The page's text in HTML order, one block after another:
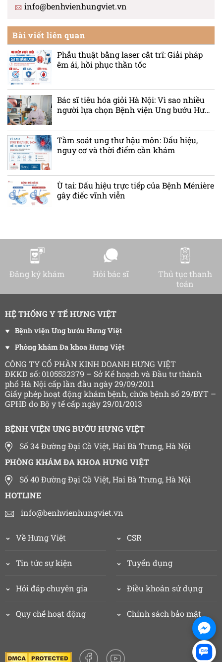
info@benhvienhungviet.vn
Bài viết liên quan
Phẫu thuật bằng laser cắt trĩ: Giải pháp
êm ái, hồi phục thần tốc
Bác sĩ tiêu hóa giỏi Hà Nội: Vì sao nhiều
người lựa chọn Bệnh viện Ung bướu Hưng
Tầm soát ung thư hậu môn: Dấu hiệu,
nguy cơ và thời điểm cần khám
Ù tai: Dấu hiệu trực tiếp của Bệnh Ménière
gây điếc vĩnh viễn
Đăng ký khám Hỏi bác sĩ
Thủ tục thanh
toán
HỆ THỐNG Y TẾ HƯNG VIỆT
Bệnh viện Ung bướu Hưng Việt
Phòng khám Đa khoa Hưng Việt
CÔNG TY CỔ PHẦN KINH DOANH HƯNG VIỆT
ĐKKD số: 0105532379 – Sở Kế hoạch và Đầu tư thành
phố Hà Nội cấp lần đầu ngày 29/09/2011
Giấy phép hoạt động khám bệnh, chữa bệnh số 29/BYT –
GPHĐ do Bộ y tế cấp ngày 29/01/2013
BỆNH VIỆN UNG BƯỚU HƯNG VIỆT
Số 34 Đường Đại Cồ Việt, Hai Bà Trưng, Hà Nội
PHÒNG KHÁM ĐA KHOA HƯNG VIỆT
Số 40 Đường Đại Cồ Việt, Hai Bà Trưng, Hà Nội
HOTLINE
info@benhvienhungviet.vn
Về Hưng Việt
Tin tức sự kiện
Hỏi đáp chuyên gia
Quy chế hoạt động
CSR
Tuyển dụng
Điều khoản sử dụng
Chính sách bảo mật
Zalo